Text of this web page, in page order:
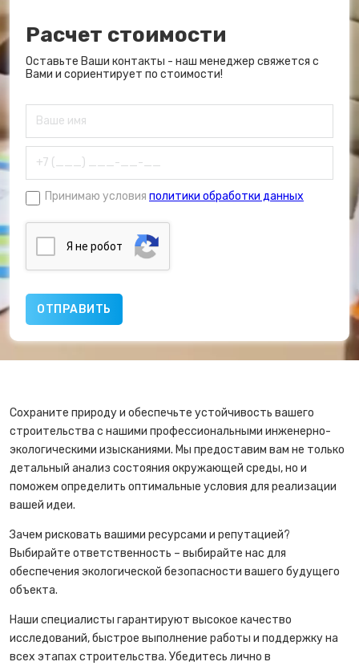
Расчет стоимости
Оставьте Ваши контакты - наш менеджер свяжется с
Вами и сориентирует по стоимости!
Принимаю условия политики обработки данных
Я нe poбoт
Сохраните природу и обеспечьте устойчивость вашего
строительства с нашими профессиональными инженерно-
экологическими изысканиями. Мы предоставим вам не только
детальный анализ состояния окружающей среды, но и
поможем определить оптимальные условия для реализации
вашей идеи.
Зачем рисковать вашими ресурсами и репутацией?
Выбирайте ответственность – выбирайте нас для
обеспечения экологической безопасности вашего будущего
объекта.
Наши специалисты гарантируют высокое качество
исследований, быстрое выполнение работы и поддержку на
всех этапах строительства. Убедитесь лично в